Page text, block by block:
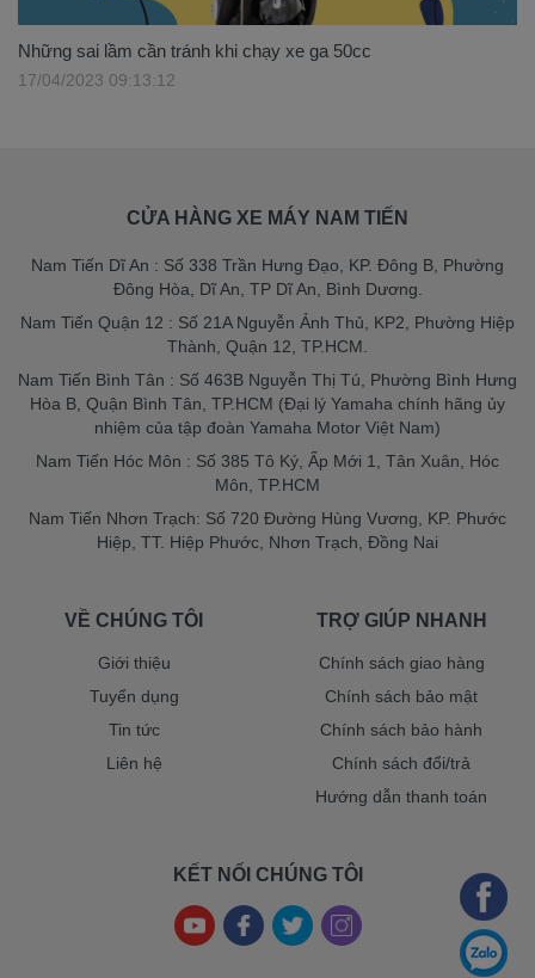
Những sai lầm cần tránh khi chạy xe ga 50cc
17/04/2023 09:13:12
CỬA HÀNG XE MÁY NAM TIẾN
Nam Tiến Dĩ An : Số 338 Trần Hưng Đạo, KP. Đông B, Phường
Đông Hòa, Dĩ An, TP Dĩ An, Bình Dương.
Nam Tiến Quận 12 : Số 21A Nguyễn Ảnh Thủ, KP2, Phường Hiệp
Thành, Quận 12, TP.HCM.
Nam Tiến Bình Tân : Số 463B Nguyễn Thị Tú, Phường Bình Hưng
Hòa B, Quận Bình Tân, TP.HCM (Đại lý Yamaha chính hãng ủy
nhiệm của tập đoàn Yamaha Motor Việt Nam)
Nam Tiến Hóc Môn : Số 385 Tô Ký, Ấp Mới 1, Tân Xuân, Hóc
Môn, TP.HCM
Nam Tiến Nhơn Trạch: Số 720 Đường Hùng Vương, KP. Phước
Hiệp, TT. Hiệp Phước, Nhơn Trạch, Đồng Nai
VỀ CHÚNG TÔI
Giới thiệu
Tuyển dụng
Tin tức
Liên hệ
TRỢ GIÚP NHANH
Chính sách giao hàng
Chính sách bảo mật
Chính sách bảo hành
Chính sách đổi/trả
Hướng dẫn thanh toán
KẾT NỐI CHÚNG TÔI